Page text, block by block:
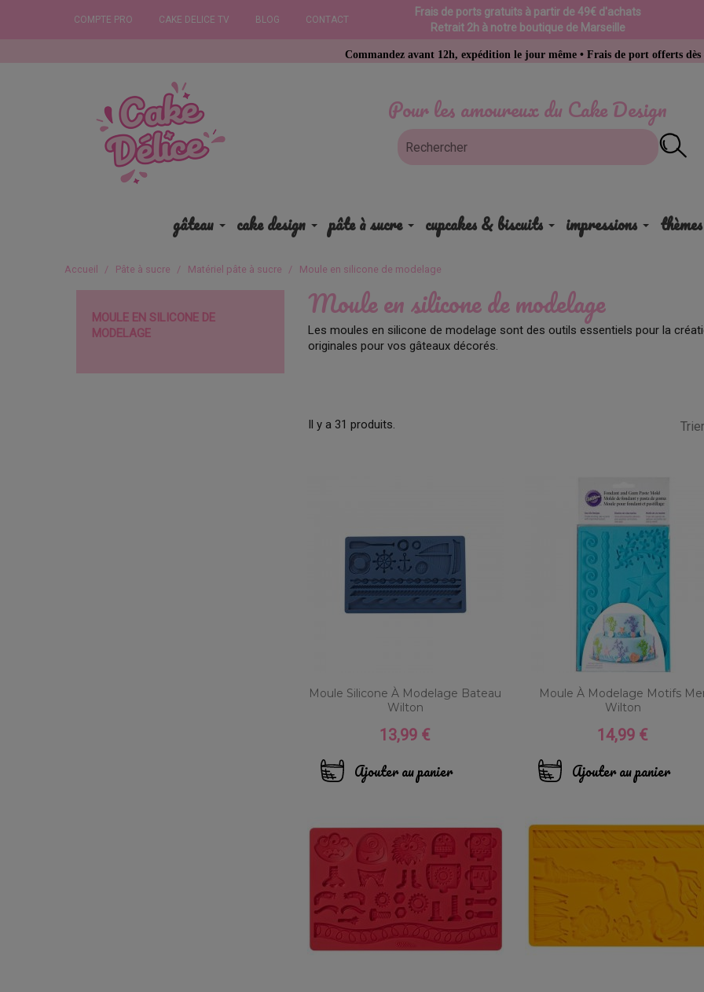
COMPTE PRO CAKE DELICE TV BLOG CONTACT
Frais de ports gratuits à partir de 49€ d'achats
Retrait 2h à notre boutique de Marseille
Pour les amoureux du Cake Design
Commandez avant 12h, expédition le jour même • Frais de port offerts dès 49 € d’achat
gâteau cake design pâte à sucre cupcakes & biscuits impressions thèmes
Accueil Pâte à sucre Matériel pâte à sucre Moule en silicone de modelage
MOULE EN SILICONE DE
MODELAGE
Moule en silicone de modelage
Les moules en silicone de modelage sont des outils essentiels pour la
originales pour vos gâteaux décorés.
Il y a 31 produits.
Moule Silicone À Modelage Bateau
Wilton
Prix
13,99 €
Ajouter au panier
Moule À Modelage Motifs
Wilton
Prix
14,99 €
Ajouter au panier